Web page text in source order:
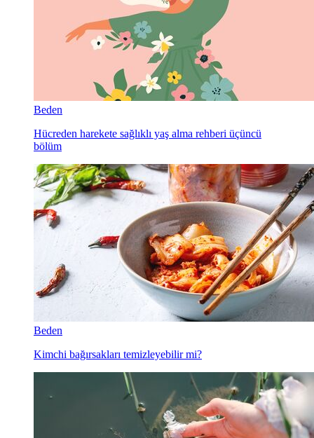
Beden
Hücreden harekete sağlıklı yaş alma rehberi üçüncü
bölüm
Beden
Kimchi bağırsakları temizleyebilir mi?